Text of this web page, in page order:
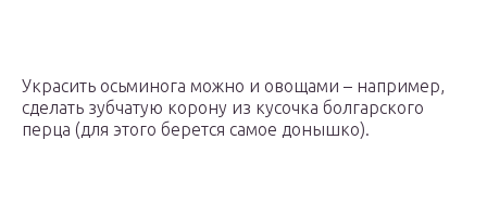
Украсить осьминога можно и овощами – например,
сделать зубчатую корону из кусочка болгарского
перца (для этого берется самое донышко).